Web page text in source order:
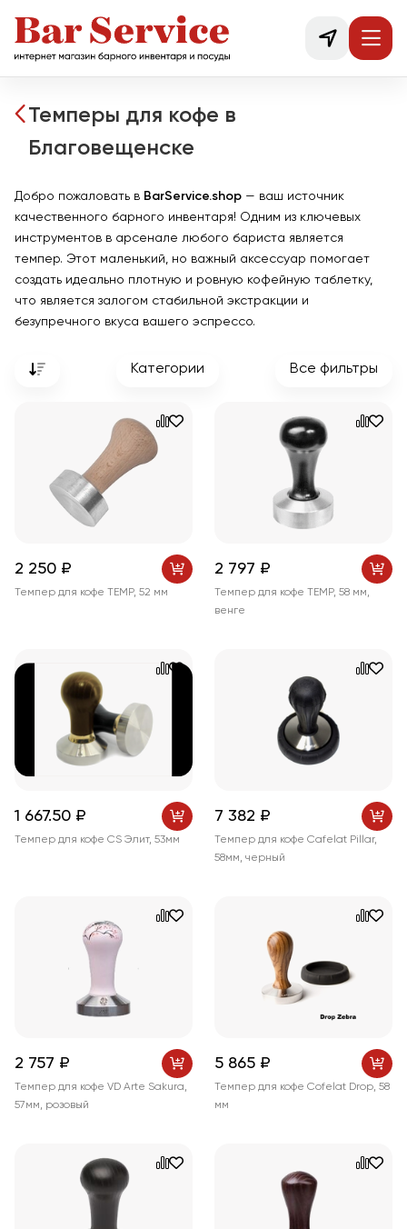
Темперы для кофе в
Благовещенске
Добро пожаловать в BarService.shop — ваш источник
качественного барного инвентаря! Одним из ключевых
инструментов в арсенале любого бариста является
темпер. Этот маленький, но важный аксессуар помогает
создать идеально плотную и ровную кофейную таблетку,
что является залогом стабильной экстракции и
безупречного вкуса вашего эспрессо.
Категории Все фильтры
2 250 ₽
Темпер для кофе TEMP, 52 мм
2 797 ₽
Темпер для кофе TEMP, 58 мм,
венге
1 667.50 ₽
Темпер для кофе CS Элит, 53мм
7 382 ₽
Темпер для кофе Cafelat Pillar,
58мм, черный
2 757 ₽
Темпер для кофе VD Arte Sakura,
57мм, розовый
5 865 ₽
Темпер для кофе Cofelat Drop, 58
мм